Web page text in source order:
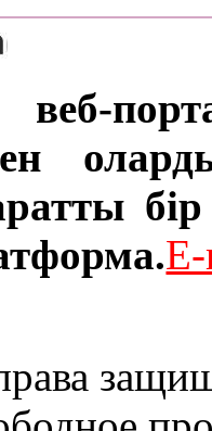
веб-
бір